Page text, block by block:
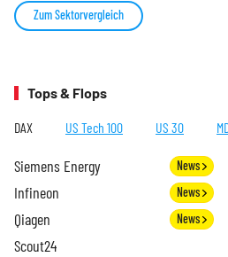
Zum Sektorvergleich
Tops & Flops
DAX US Tech 100 US 30
Siemens Energy News
Infineon News
Qiagen News
Scout24